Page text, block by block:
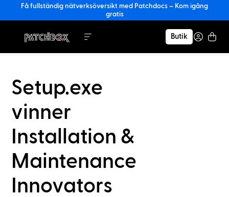
Få fullständig nätverksöversikt med Patchdocs – Kom igång
gratis
Butik
Setup.exe
vinner
Installation &
Maintenance
Innovators